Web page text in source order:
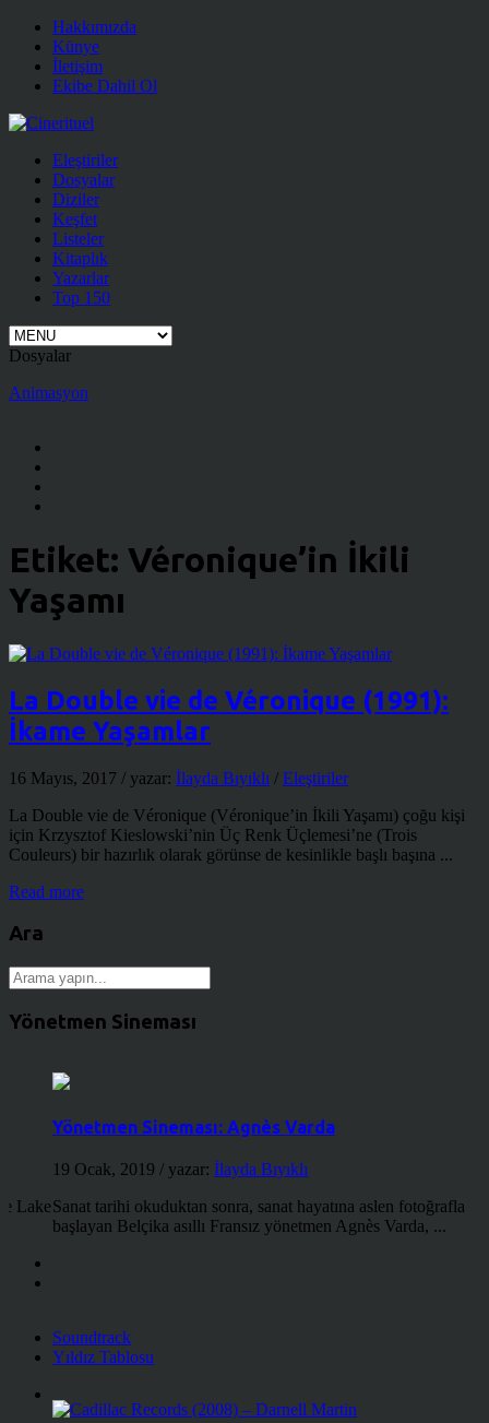
Hakkımızda
Künye
İletişim
Ekibe Dahil Ol
Eleştiriler
Dosyalar
Diziler
Keşfet
Listeler
Kitaplık
Yazarlar
Top 150
Dosyalar
Animasyon
Etiket: Véronique’in İkili
Yaşamı
La Double vie de Véronique (1991):
İkame Yaşamlar
16 Mayıs, 2017 / yazar: İlayda Bıyıklı / Eleştiriler
La Double vie de Véronique (Véronique’in İkili Yaşamı) çoğu kişi
için Krzysztof Kieslowski’nin Üç Renk Üçlemesi’ne (Trois
Couleurs) bir hazırlık olarak görünse de kesinlikle başlı başına ...
Read more
Ara
Yönetmen Sineması
Lake
Yönetmen Sineması: Agnès Varda
19 Ocak, 2019 / yazar: İlayda Bıyıklı
Sanat tarihi okuduktan sonra, sanat hayatına aslen fotoğrafla
başlayan Belçika asıllı Fransız yönetmen Agnès Varda, ...
Soundtrack
Yıldız Tablosu